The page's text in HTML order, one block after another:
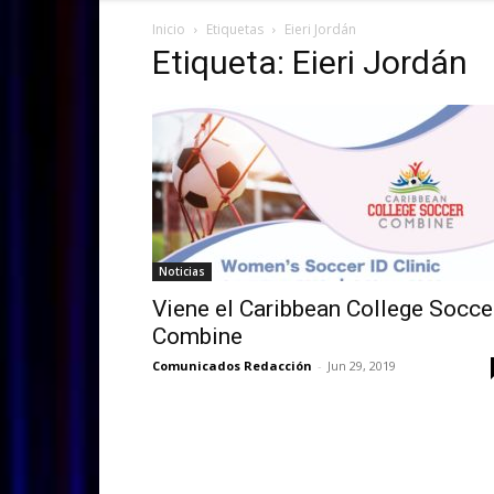
Inicio Etiquetas Eieri Jordán
Etiqueta: Eieri Jordán
Noticias
Viene el Caribbean College
Combine
Comunicados Redacción - Jun 29, 2019